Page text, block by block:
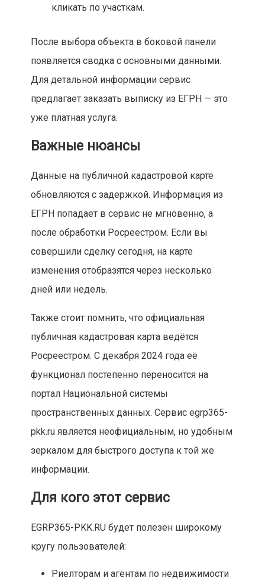
кликать по участкам.
После выбора объекта в боковой панели
появляется сводка с основными данными.
Для детальной информации сервис
предлагает заказать выписку из ЕГРН — это
уже платная услуга.
Важные нюансы
Данные на публичной кадастровой карте
обновляются с задержкой. Информация из
ЕГРН попадает в сервис не мгновенно, а
после обработки Росреестром. Если вы
совершили сделку сегодня, на карте
изменения отобразятся через несколько
дней или недель.
Также стоит помнить, что официальная
публичная кадастровая карта ведётся
Росреестром. С декабря 2024 года её
функционал постепенно переносится на
портал Национальной системы
пространственных данных. Сервис egrp365-
pkk.ru является неофициальным, но удобным
зеркалом для быстрого доступа к той же
информации.
Для кого этот сервис
EGRP365-PKK.RU будет полезен широкому
кругу пользователей:
Риелторам и агентам по недвижимости